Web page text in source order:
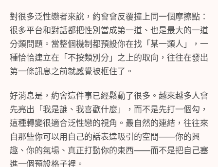
對很多泛性戀者來說，約會會反覆撞上同一個摩擦點：
很多平台和對話都把性別當成第一道、也是最大的一道
分類問題。當整個機制都預設你在找「某一類人」，一
種恰恰建立在「不按類別分」之上的取向，往往在發出
第一條訊息之前就感覺被框住了。
好消息是，約會這件事已經鬆動了很多。越來越多人會
先亮出「我是誰、我喜歡什麼」，而不是先打一個勾，
這種轉變很適合泛性戀的視角。最自然的連結，往往來
自那些你可以用自己的話表達吸引的空間——你的興
趣、你的氣場、真正打動你的東西——而不是把自己塞
進一個預設格子裡。